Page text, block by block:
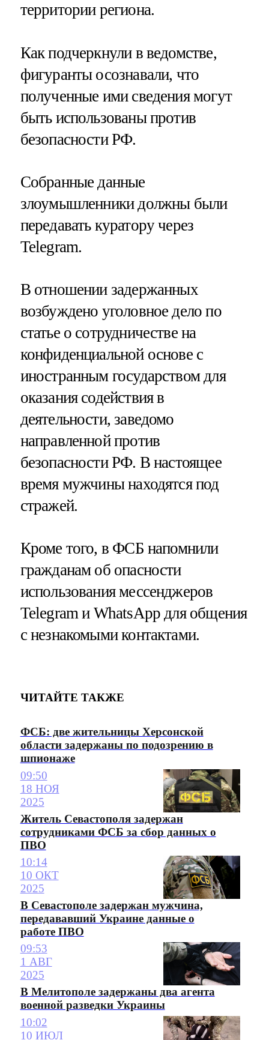
территории региона.
Как подчеркнули в ведомстве,
фигуранты осознавали, что
полученные ими сведения могут
быть использованы против
безопасности РФ.
Собранные данные
злоумышленники должны были
передавать куратору через
Telegram.
В отношении задержанных
возбуждено уголовное дело по
статье о сотрудничестве на
конфиденциальной основе с
иностранным государством для
оказания содействия в
деятельности, заведомо
направленной против
безопасности РФ. В настоящее
время мужчины находятся под
стражей.
Кроме того, в ФСБ напомнили
гражданам об опасности
использования мессенджеров
Telegram и WhatsApp для общения
с незнакомыми контактами.
ЧИТАЙТЕ ТАКЖЕ
ФСБ: две жительницы Херсонской
области задержаны по подозрению в
шпионаже
09:50
18 НОЯ
2025
Житель Севастополя задержан
сотрудниками ФСБ за сбор данных о
ПВО
10:14
10 ОКТ
2025
В Севастополе задержан мужчина,
передававший Украине данные о
работе ПВО
09:53
1 АВГ
2025
В Мелитополе задержаны два агента
военной разведки Украины
10:02
10 ИЮЛ